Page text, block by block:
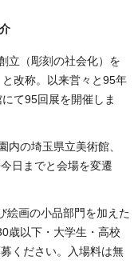
立（彫刻の社会化）を
改称。以来営々と95年
て95回展を開催しま
の埼玉県立美術館、
日までと会場を変遷
絵画の小品部門を加えた
歳以下・大学生・高校
ください。入場料は無